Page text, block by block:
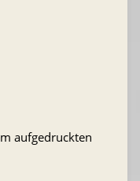
aufgedruckten